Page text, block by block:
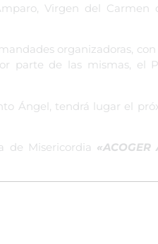
Virgen del Carmen
organizadoras,
parte de las mismas, el
Ángel, tendrá lugar el
de Misericordia «ACOGER